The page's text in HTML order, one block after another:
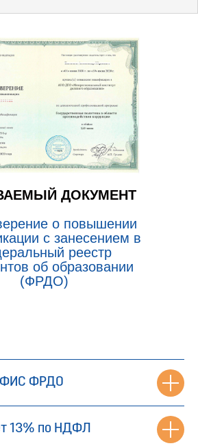
ДОКУМЕНТ
о повышении
с занесением в
реестр
об образовании
(ФРДО)
ФИС ФРДО
13% по НДФЛ